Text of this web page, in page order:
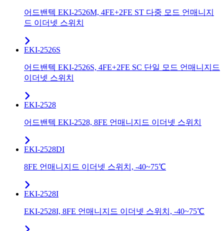
어드밴텍 EKI-2526M, 4FE+2FE ST 다중 모드 언매니지
드 이더넷 스위치
EKI-2526S
어드밴텍 EKI-2526S, 4FE+2FE SC 단일 모드 언매니지드
이더넷 스위치
EKI-2528
어드밴텍 EKI-2528, 8FE 언매니지드 이더넷 스위치
EKI-2528DI
8FE 언매니지드 이더넷 스위치, -40~75℃
EKI-2528I
EKI-2528I, 8FE 언매니지드 이더넷 스위치, -40~75℃